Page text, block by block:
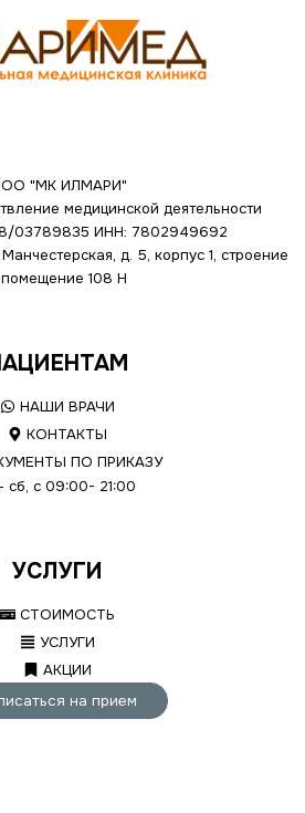
"МК ИЛМАРИ"
медицинской деятельности
03789835 ИНН: 7802949692
д. 5, корпус 1, строение
помещение 108 Н
НАШИ ВРАЧИ
КОНТАКТЫ
ПО ПРИКАЗУ
сб, с 09:00- 21:00
УСЛУГИ
СТОИМОСТЬ
УСЛУГИ
АКЦИИ
на прием